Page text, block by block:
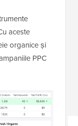
aceste
organice și
PPC